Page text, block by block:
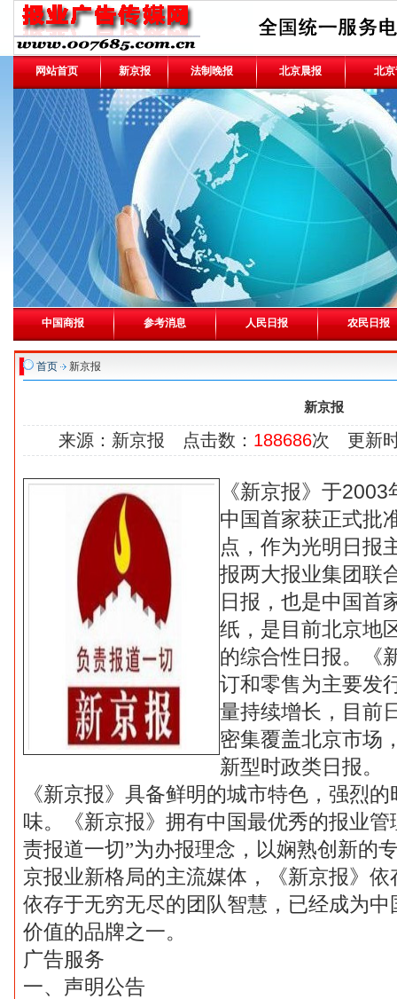
网站首页 新京报 法制晚报 北京晨报 北京
中国商报 参考消息 人民日报 农民日报
首页 新京报
新京报
来源：新京报 点击数： 188686次 更新时
《新京报》于2003
中国首家获正式批
点，作为光明日报
报两大报业集团联
日报，也是中国首
纸，是目前北京地
的综合性日报。《
订和零售为主要发
量持续增长，目前
密集覆盖北京市场
新型时政类日报。
《新京报》具备鲜明的城市特色，强烈
味。《新京报》拥有中国最优秀的报业
责报道一切”为办报理念，以娴熟创新的
京报业新格局的主流媒体，《新京报》
依存于无穷无尽的团队智慧，已经成为
价值的品牌之一。
广告服务
一、声明公告